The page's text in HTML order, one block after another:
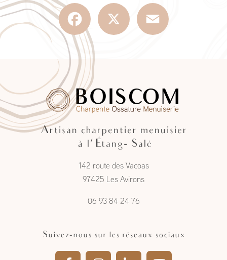
Facebook
Artisan charpentier menuisier
à l'Étang- Salé
142 route des Vacoas
97425 Les Avirons
06 93 84 24 76
Suivez-nous sur les réseaux sociaux